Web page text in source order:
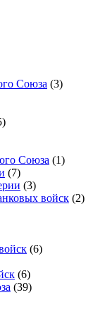
Союза (3)
Союза (1)
(7)
(3)
войск (2)
(6)
(6)
(39)